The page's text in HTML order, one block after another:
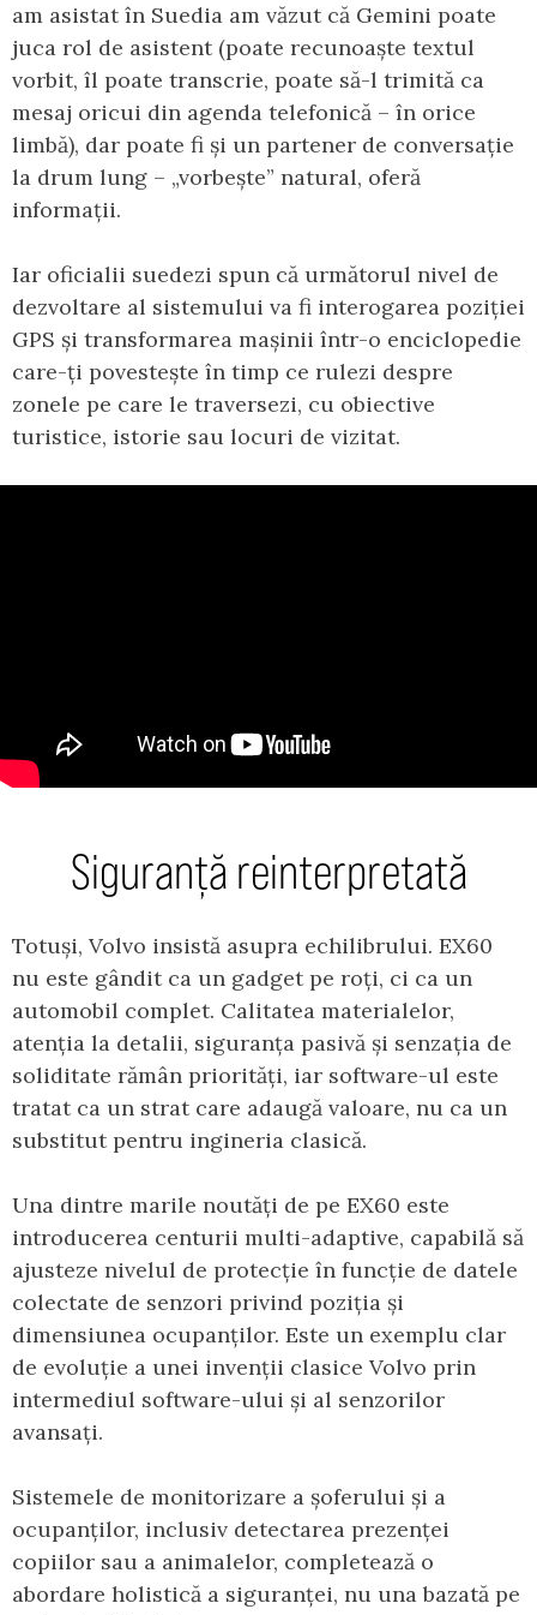
am asistat în Suedia am văzut că Gemini poate
juca rol de asistent (poate recunoaște textul
vorbit, îl poate transcrie, poate să-l trimită ca
mesaj oricui din agenda telefonică – în orice
limbă), dar poate fi și un partener de conversație
la drum lung – „vorbește” natural, oferă
informații.
Iar oficialii suedezi spun că următorul nivel de
dezvoltare al sistemului va fi interogarea poziției
GPS și transformarea mașinii într-o enciclopedie
care-ți povestește în timp ce rulezi despre
zonele pe care le traversezi, cu obiective
turistice, istorie sau locuri de vizitat.
Siguranță reinterpretată
Totuși, Volvo insistă asupra echilibrului. EX60
nu este gândit ca un gadget pe roți, ci ca un
automobil complet. Calitatea materialelor,
atenția la detalii, siguranța pasivă și senzația de
soliditate rămân priorități, iar software-ul este
tratat ca un strat care adaugă valoare, nu ca un
substitut pentru ingineria clasică.
Una dintre marile noutăți de pe EX60 este
introducerea centurii multi-adaptive, capabilă să
ajusteze nivelul de protecție în funcție de datele
colectate de senzori privind poziția și
dimensiunea ocupanților. Este un exemplu clar
de evoluție a unei invenții clasice Volvo prin
intermediul software-ului și al senzorilor
avansați.
Sistemele de monitorizare a șoferului și a
ocupanților, inclusiv detectarea prezenței
copiilor sau a animalelor, completează o
abordare holistică a siguranței, nu una bazată pe